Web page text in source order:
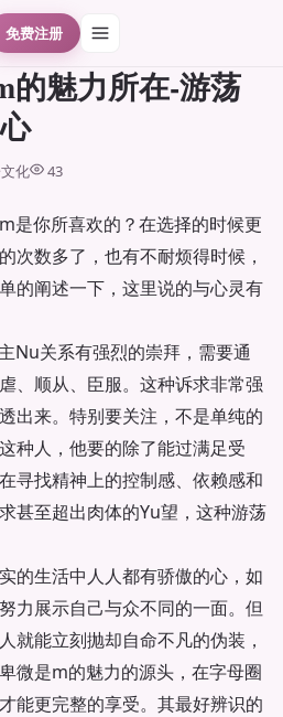
免费注册
的魅力所在-游荡
化 43
是你所喜欢的？在选择的时候更
次数多了，也有不耐烦得时候，
的阐述一下，这里说的与心灵有
Nu关系有强烈的崇拜，需要通
、顺从、臣服。这种诉求非常强
出来。特别要关注，不是单纯的
种人，他要的除了能过满足受
寻找精神上的控制感、依赖感和
甚至超出肉体的Yu望，这种游荡
的生活中人人都有骄傲的心，如
力展示自己与众不同的一面。但
就能立刻抛却自命不凡的伪装，
微是m的魅力的源头，在字母圈
能更完整的享受。其最好辨识的